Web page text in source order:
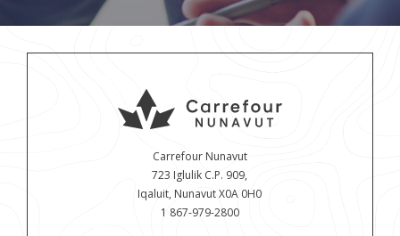
Carrefour Nunavut
723 Iglulik C.P. 909,
Iqaluit, Nunavut X0A 0H0
1 867-979-2800